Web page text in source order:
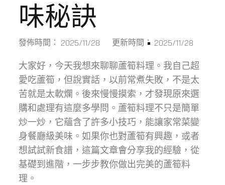
味秘訣
發佈時間： 2025/11/28 更新時間： 2025/11/28
大家好，今天我想來聊聊蘆筍料理。我自己超
愛吃蘆筍，但說實話，以前常煮失敗，不是太
苦就是太軟爛。後來慢慢摸索，才發現原來選
購和處理有這麼多學問。蘆筍料理不只是簡單
炒一炒，它蘊含了許多小技巧，能讓家常菜變
身餐廳級美味。如果你也對蘆筍有興趣，或者
想試試新食譜，這篇文章會分享我的經驗，從
基礎到進階，一步步教你做出完美的蘆筍料
理。